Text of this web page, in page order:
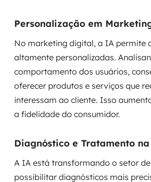
Personalização em
No marketing digital, a IA permite
altamente personalizadas.
comportamento dos usuários,
oferecer produtos e serviços que
interessam ao cliente. Isso
a fidelidade do consumidor.
Diagnóstico e Tratamento
A IA está transformando o setor
possibilitar diagnósticos mais